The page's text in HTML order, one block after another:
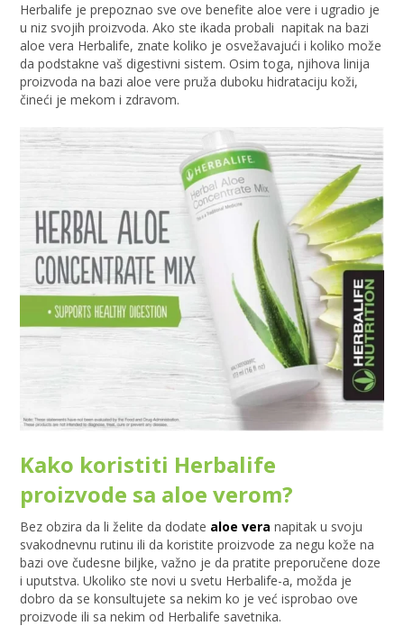
Herbalife je prepoznao sve ove benefite aloe vere i ugradio je
u niz svojih proizvoda. Ako ste ikada probali napitak na bazi
aloe vera Herbalife, znate koliko je osvežavajući i koliko može
da podstakne vaš digestivni sistem. Osim toga, njihova linija
proizvoda na bazi aloe vere pruža duboku hidrataciju koži,
čineći je mekom i zdravom.
Kako koristiti Herbalife
proizvode sa aloe verom?
Bez obzira da li želite da dodate aloe vera napitak u svoju
svakodnevnu rutinu ili da koristite proizvode za negu kože na
bazi ove čudesne biljke, važno je da pratite preporučene doze
i uputstva. Ukoliko ste novi u svetu Herbalife-a, možda je
dobro da se konsultujete sa nekim ko je već isprobao ove
proizvode ili sa nekim od Herbalife savetnika.